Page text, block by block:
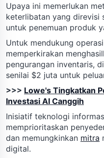
Upaya ini memerlukan
keterlibatan yang direvisi
untuk penemuan produk
Untuk mendukung
memperkirakan
pengurangan inventaris,
senilai $2 juta untuk
>>> Lowe's Tingkatkan
Investasi AI Canggih
Inisiatif teknologi
memprioritaskan
dan memungkinkan mitra
digital.